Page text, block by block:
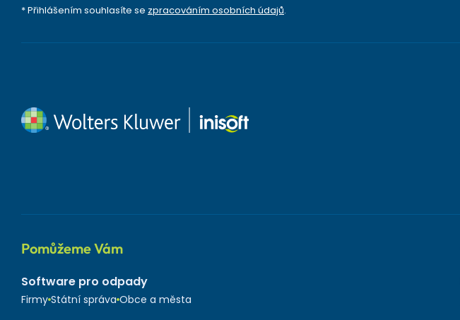
* Přihlášením souhlasíte se zpracováním osobních údajů.
Pomůžeme Vám
Software pro odpady
Firmy Státní správa Obce a města